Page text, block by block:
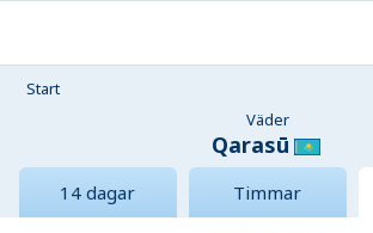
Start
Väder
Qarasū
14 dagar Timmar